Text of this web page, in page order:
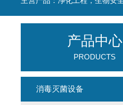
产品中心
PRODUCTS
消毒灭菌设备